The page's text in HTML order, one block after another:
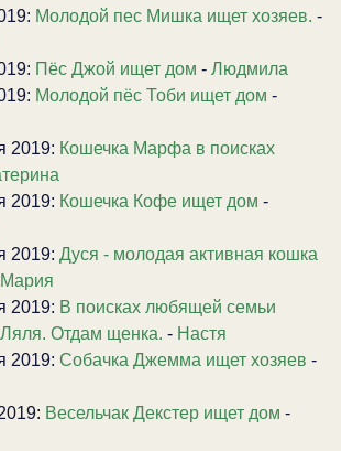
Молодой пес Мишка ищет хозяев. -
Пёс Джой ищет дом - Людмила
Молодой пёс Тоби ищет дом -
2019: Кошечка Марфа в поисках
2019: Кошечка Кофе ищет дом -
2019: Дуся - молодая активная кошка
Мария
2019: В поисках любящей семьи
Отдам щенка. - Настя
2019: Собачка Джемма ищет хозяев -
Весельчак Декстер ищет дом -